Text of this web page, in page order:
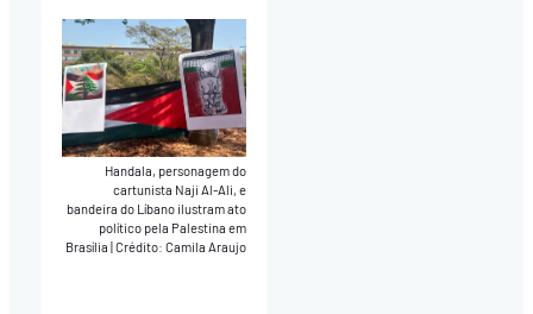
Handala, personagem do
cartunista Naji Al-Ali, e
bandeira do Líbano ilustram ato
político pela Palestina em
Brasília|Crédito: Camila Araujo